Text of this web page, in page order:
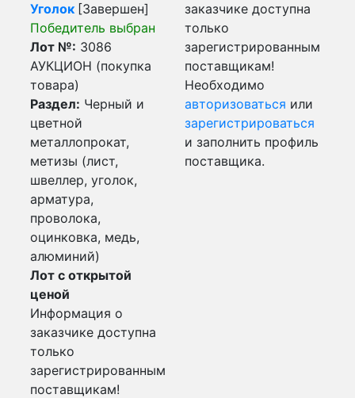
Уголок [Завершен]
Победитель выбран
Лот №: 3086
АУКЦИОН (покупка
товара)
Раздел: Черный и
цветной
металлопрокат,
метизы (лист,
швеллер, уголок,
арматура,
проволока,
оцинковка, медь,
алюминий)
Лот с открытой
ценой
Информация о
заказчике доступна
только
зарегистрированным
поставщикам!
заказчике доступна
только
зарегистрированным
поставщикам!
Необходимо
авторизоваться или
зарегистрироваться
и заполнить профиль
поставщика.